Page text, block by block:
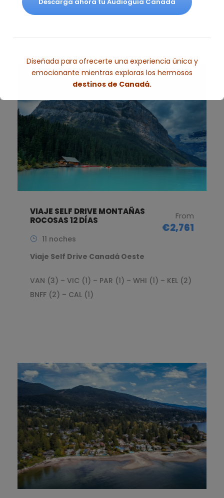
VIAJE SELF DRIVE MONTAÑAS
ROCOSAS 12 DÍAS
From
€2,761
11 noches
Viaje Self Drive Canadá Oeste
VAN (3) – VIC (1) – PAR (1) – WHI (1) – KEL (2)
BNFF (2) – CAL (1)
Descarga ahora tu Audioguía Canadá
Diseñada para ofrecerte una experiencia única y
emocionante mientras exploras los hermosos
destinos de Canadá.
Esto se cerrará en2segundos